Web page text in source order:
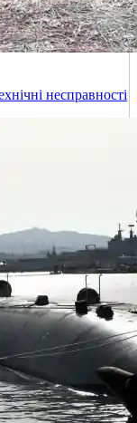
несправності